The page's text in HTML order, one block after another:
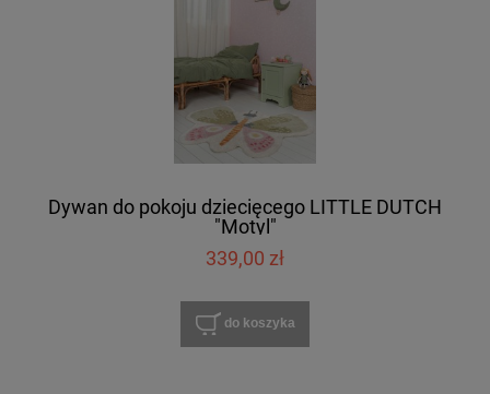
Dywan do pokoju dziecięcego LITTLE DUTCH
"Motyl"
339,00 zł
do koszyka